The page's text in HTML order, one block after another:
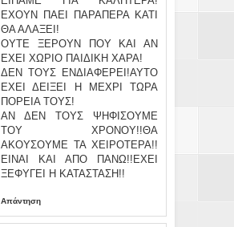
ΕΧΟΥΝ ΠΑΕΙ ΠΑΡΑΠΕΡΑ ΚΑΤΙ
ΘΑ ΑΛΑΞΕΙ!
ΟΥΤΕ ΞΕΡΟΥΝ ΠΟΥ ΚΑΙ ΑΝ
ΕΧΕΙ ΧΩΡΙΟ ΠΑΙΔΙΚΗ ΧΑΡΑ!
ΔΕΝ ΤΟΥΣ ΕΝΔΙΑΦΕΡΕΙ!ΑΥΤΟ
ΕΧΕΙ ΔΕΙΞΕΙ Η ΜΕΧΡΙ ΤΩΡΑ
ΠΟΡΕΙΑ ΤΟΥΣ!
ΑΝ ΔΕΝ ΤΟΥΣ ΨΗΦΙΣΟΥΜΕ
ΤΟΥ ΧΡΟΝΟΥ!!ΘΑ
ΑΚΟΥΣΟΥΜΕ ΤΑ ΧΕΙΡΟΤΕΡΑ!!
ΕΙΝΑΙ ΚΑΙ ΑΠΟ ΠΑΝΩ!!ΕΧΕΙ
ΞΕΦΥΓΕΙ Η ΚΑΤΑΣΤΑΣΗ!!
Απάντηση